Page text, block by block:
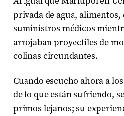
privada de agua,
suministros médicos
arrojaban proyectiles de
colinas circundantes.
Cuando escucho ahora a
de lo que están sufriendo,
primos lejanos; su